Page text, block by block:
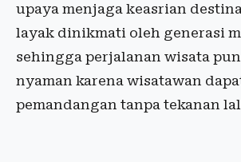
upaya menjaga keasrian
layak dinikmati oleh generasi
sehingga perjalanan wisata
nyaman karena wisatawan
pemandangan tanpa tekanan